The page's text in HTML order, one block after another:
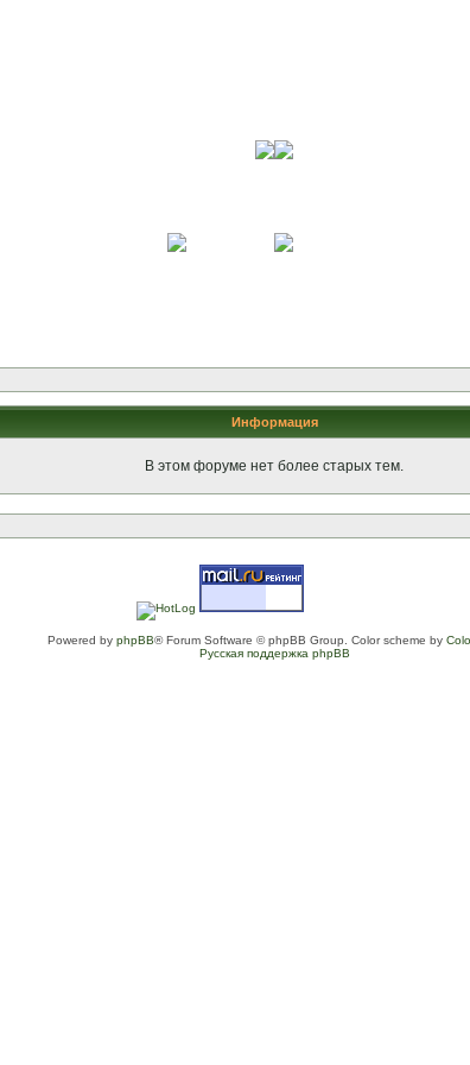
Информация
В этом форуме нет более старых тем.
Powered by phpBB® Forum Software © phpBB Group. Color scheme by
Русская поддержка phpBB